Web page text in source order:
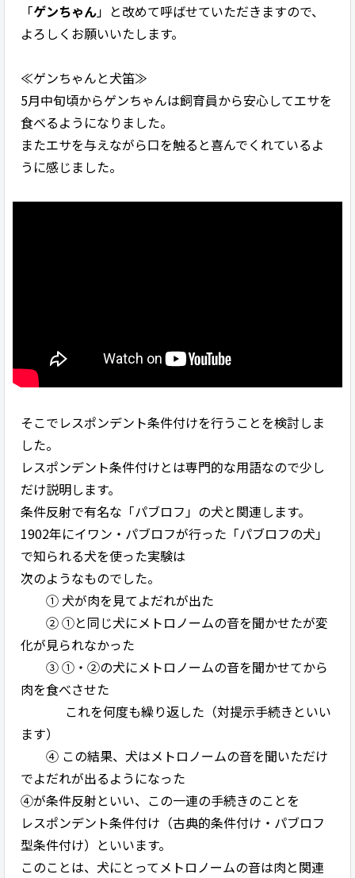
「ゲンちゃん」と改めて呼ばせていただきますので、
よろしくお願いいたします。
≪ゲンちゃんと犬笛≫
5月中旬頃からゲンちゃんは飼育員から安心してエサを
食べるようになりました。
またエサを与えながら口を触ると喜んでくれているよ
うに感じました。
そこでレスポンデント条件付けを行うことを検討しま
した。
レスポンデント条件付けとは専門的な用語なので少し
だけ説明します。
条件反射で有名な「パブロフ」の犬と関連します。
1902年にイワン・パブロフが行った「パブロフの犬」
で知られる犬を使った実験は
次のようなものでした。
① 犬が肉を見てよだれが出た
② ①と同じ犬にメトロノームの音を聞かせたが変
化が見られなかった
③ ①・②の犬にメトロノームの音を聞かせてから
肉を食べさせた
これを何度も繰り返した（対提示手続きといい
ます）
④ この結果、犬はメトロノームの音を聞いただけ
でよだれが出るようになった
④が条件反射といい、この一連の手続きのことを
レスポンデント条件付け（古典的条件付け・パブロフ
型条件付け）といいます。
このことは、犬にとってメトロノームの音は肉と関連